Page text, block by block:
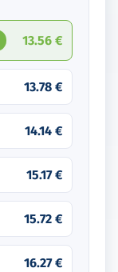
13.56 €
13.78 €
14.14 €
15.17 €
15.72 €
16.27 €